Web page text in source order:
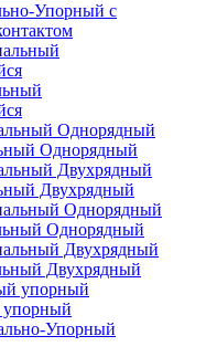
Упорный с
Однорядный
Двухрядный
Однорядный
Двухрядный